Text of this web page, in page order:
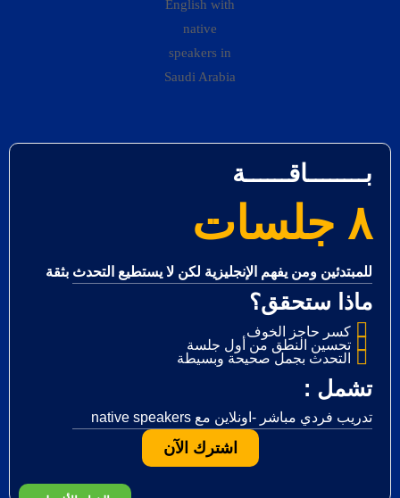
بــــــــاقــــــة
٨ جلسات
للمبتدئين ومن يفهم الإنجليزية لكن لا يستطيع التحدث بثقة
ماذا ستحقق؟
كسر حاجز الخوف
تحسين النطق من أول جلسة
التحدث بجمل صحيحة وبسيطة
: تشمل
native speakers تدريب فردي مباشر -اونلاين مع
اشترك الآن